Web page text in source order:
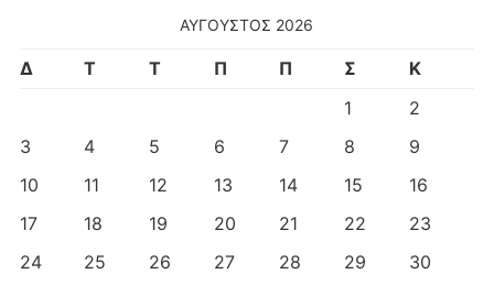
ΑΎΓΟΥΣΤΟΣ 2026
Δ Τ Τ Π Π Σ
Κ
1
2
3
4 5 6 7 8
9
10
11 12 13 14 15
16
17
18 19 20 21 22
23
24
25 26 27 28 29
30